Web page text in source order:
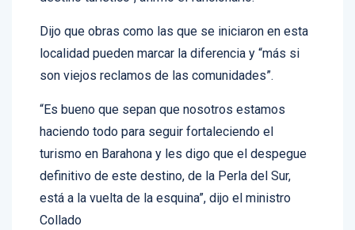
Dijo que obras como las que se iniciaron en esta
localidad pueden marcar la diferencia y “más si
“Es bueno que sepan que nosotros estamos
haciendo todo para seguir fortaleciendo el
turismo en Barahona y les digo que el despegue
definitivo de este destino, de la Perla del Sur,
está a la vuelta de la esquina”, dijo el ministro